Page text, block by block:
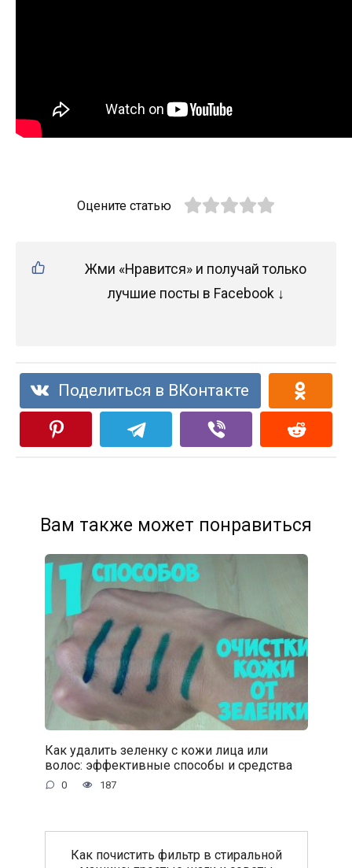
Оцените статью
Жми «Нравится» и получай только
лучшие посты в Facebook ↓
Поделиться в ВКонтакте
Вам также может понравиться
Как удалить зеленку с кожи лица или
волос: эффективные способы и средства
0 187
Как почистить фильтр в стиральной